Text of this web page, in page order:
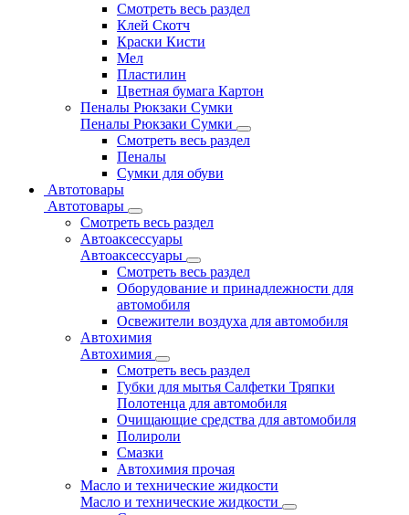
Смотреть весь раздел
Клей Скотч
Краски Кисти
Мел
Пластилин
Цветная бумага Картон
Пеналы Рюкзаки Сумки
Пеналы Рюкзаки Сумки
Смотреть весь раздел
Пеналы
Сумки для обуви
Автотовары
Автотовары
Смотреть весь раздел
Автоаксессуары
Автоаксессуары
Смотреть весь раздел
Оборудование и принадлежности для
автомобиля
Освежители воздуха для автомобиля
Автохимия
Автохимия
Смотреть весь раздел
Губки для мытья Салфетки Тряпки
Полотенца для автомобиля
Очищающие средства для автомобиля
Полироли
Смазки
Автохимия прочая
Масло и технические жидкости
Масло и технические жидкости